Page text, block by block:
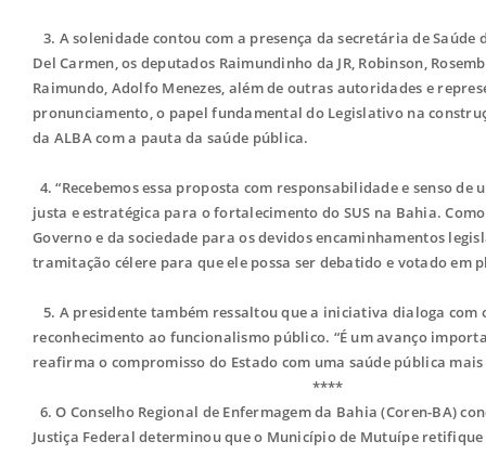
3. A solenidade contou com a presença da secretária de
Del Carmen, os deputados Raimundinho da JR, Robinson,
Raimundo, Adolfo Menezes, além de outras autoridades e
pronunciamento, o papel fundamental do Legislativo na
da ALBA com a pauta da saúde pública.
4. “Recebemos essa proposta com responsabilidade e senso
justa e estratégica para o fortalecimento do SUS na Bahia.
Governo e da sociedade para os devidos encaminhamentos
tramitação célere para que ele possa ser debatido e votado em
5. A presidente também ressaltou que a iniciativa dialoga
reconhecimento ao funcionalismo público. “É um avanço
reafirma o compromisso do Estado com uma saúde pública
****
6. O Conselho Regional de Enfermagem da Bahia (Coren-BA)
Justiça Federal determinou que o Município de Mutuípe